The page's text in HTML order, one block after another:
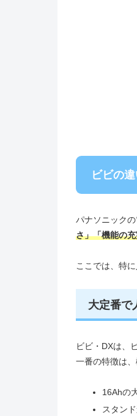
ビビの
パナソニック
さ」「機能の
ここでは、特
大定番で
ビビ・DXは、
一番の特徴は
16Ahの
スタン